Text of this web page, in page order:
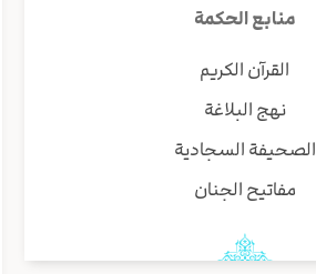
منابع الحكمة
القرآن الكريم
نهج البلاغة
الصحيفة السجادية
مفاتيح الجنان